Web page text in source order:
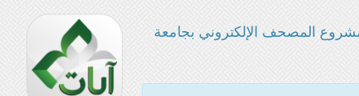
المصحف الإلكتروني بجامعة